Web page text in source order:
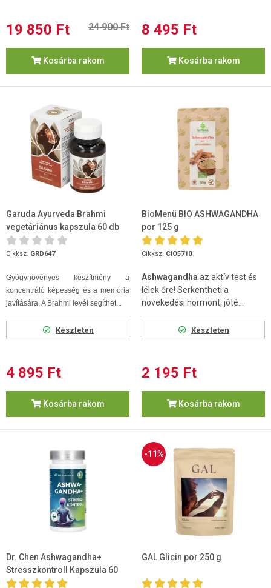
19 850 Ft 24 900 Ft
Kosárba rakom
8 495 Ft
Kosárba rakom
Garuda Ayurveda Brahmi
vegetáriánus kapszula 60 db
Cikksz. GRD647
Gyógynövényes készítmény a
koncentráló képesség és a memória
javítására. A Brahmi levél segíthet...
Készleten
4 895 Ft
Kosárba rakom
BioMenü BIO ASHWAGANDHA
por 125 g
Cikksz. CIO5710
Ashwagandha az aktív test és
lélek őre! Serkentheti a
növekedési hormont, jóté...
Készleten
2 195 Ft
Kosárba rakom
Dr. Chen Ashwagandha+
Stresszkontroll Kapszula 60
db
-11%
GAL Glicin por 250 g